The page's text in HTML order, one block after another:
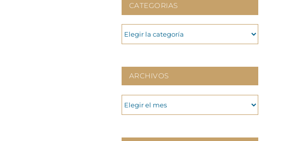
CATEGORIAS
CATEGORIAS
ARCHIVOS
ARCHIVOS